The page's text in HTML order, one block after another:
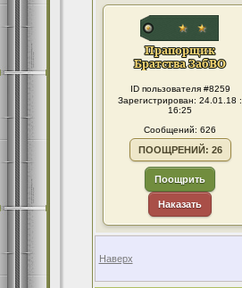
ID пользователя #8259
Зарегистрирован: 24.01.18 :
16:25
Сообщений: 626
ПООЩРЕНИЙ: 26
Поощрить
Наказать
Наверх